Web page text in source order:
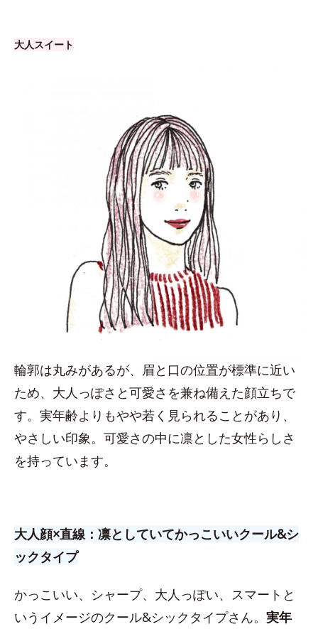
大人スイート
輪郭は丸みがあるが、眉と口の位置が標準に近い
ため、大人っぽさと可愛さを兼ね備えた顔立ちで
す。実年齢よりもやや若く見られることがあり、
やさしい印象。可愛さの中に凛とした女性らしさ
を持っています。
大人顔×直線：凛としていてかっこいいクール&シ
ックタイプ
かっこいい、シャープ、大人っぽい、スマートと
いうイメージのクール&シックタイプさん。 実年